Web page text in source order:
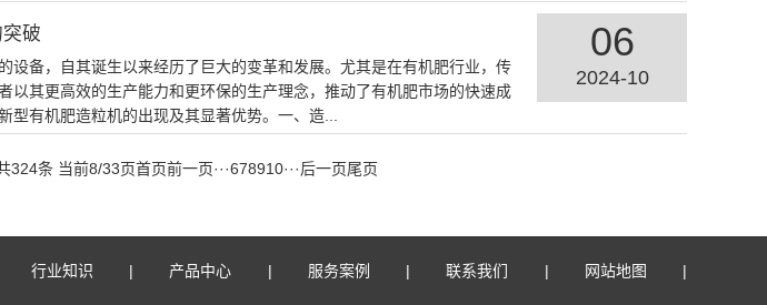
破
设备，自其诞生以来经历了巨大的变革和发展。尤其是在有机肥行业，传
以其更高效的生产能力和更环保的生产理念，推动了有机肥市场的快速成
有机肥造粒机的出现及其显著优势。一、造...
06
2024-10
324条 当前8/33页首页前一页···678910···后一页尾页
行业知识 产品中心 服务案例 联系我们
网站地图